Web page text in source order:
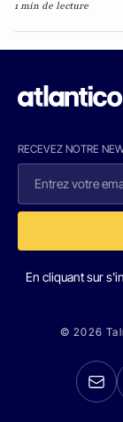
1 min de lecture
RECEVEZ NOTRE
En cliquant sur
© 2026